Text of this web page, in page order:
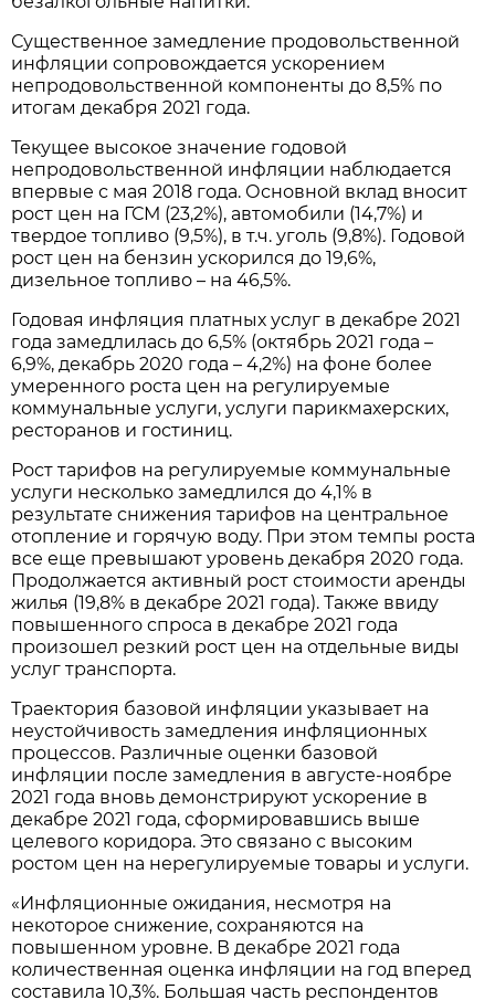
Существенное замедление продовольственной
инфляции сопровождается ускорением
непродовольственной компоненты до 8,5% по
итогам декабря 2021 года.
Текущее высокое значение годовой
непродовольственной инфляции наблюдается
впервые с мая 2018 года. Основной вклад вносит
рост цен на ГСМ (23,2%), автомобили (14,7%) и
твердое топливо (9,5%), в т.ч. уголь (9,8%). Годовой
рост цен на бензин ускорился до 19,6%,
дизельное топливо – на 46,5%.
Годовая инфляция платных услуг в декабре 2021
года замедлилась до 6,5% (октябрь 2021 года –
6,9%, декабрь 2020 года – 4,2%) на фоне более
умеренного роста цен на регулируемые
коммунальные услуги, услуги парикмахерских,
ресторанов и гостиниц.
Рост тарифов на регулируемые коммунальные
услуги несколько замедлился до 4,1% в
результате снижения тарифов на центральное
отопление и горячую воду. При этом темпы роста
все еще превышают уровень декабря 2020 года.
Продолжается активный рост стоимости аренды
жилья (19,8% в декабре 2021 года). Также ввиду
повышенного спроса в декабре 2021 года
произошел резкий рост цен на отдельные виды
услуг транспорта.
Траектория базовой инфляции указывает на
неустойчивость замедления инфляционных
процессов. Различные оценки базовой
инфляции после замедления в августе-ноябре
2021 года вновь демонстрируют ускорение в
декабре 2021 года, сформировавшись выше
целевого коридора. Это связано с высоким
ростом цен на нерегулируемые товары и услуги.
«Инфляционные ожидания, несмотря на
некоторое снижение, сохраняются на
повышенном уровне. В декабре 2021 года
количественная оценка инфляции на год вперед
составила 10,3%. Большая часть респондентов